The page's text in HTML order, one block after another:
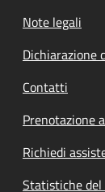
Note legali
Dichiarazione
Contatti
Prenotazione
Richiedi
Statistiche